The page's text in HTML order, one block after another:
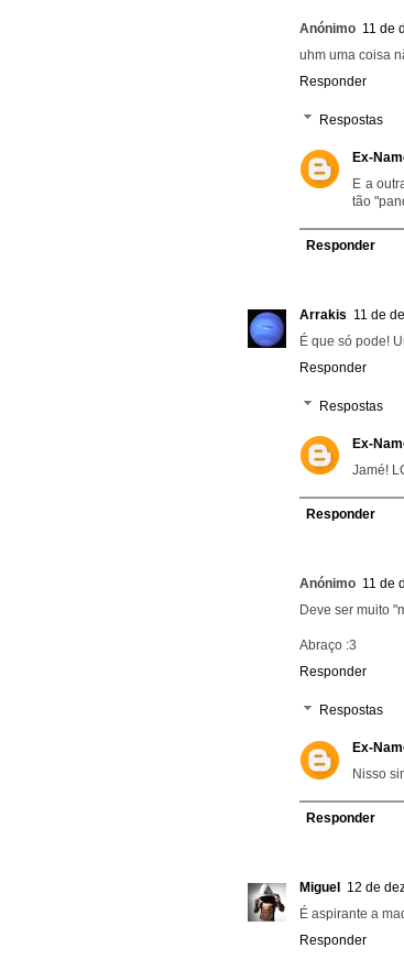
Anónimo 11 de
uhm uma coisa
Responder
Respostas
Ex-
E a
tão
Responder
Arrakis 11 de
É que só pode!
Responder
Respostas
Ex-
Jamé!
Responder
Anónimo 11 de
Deve ser muito
Abraço :3
Responder
Respostas
Ex-
Nisso
Responder
Miguel
12 de
É aspirante a
Responder